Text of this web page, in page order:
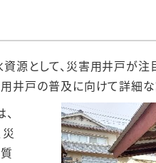
として、災害用井戸が注
井戸の普及に向けて詳細な